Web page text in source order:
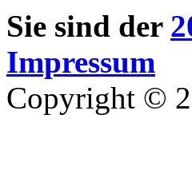
Sie sind der
Impressum
Copyright ©